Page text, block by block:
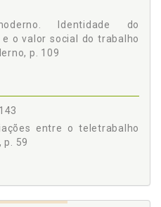
Identidade do
o valor social do trabalho
p. 109
entre o teletrabalho
p. 59
p. 63